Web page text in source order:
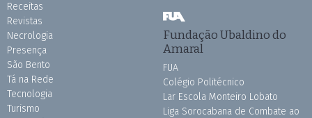
Receitas
Revistas
Necrologia
Presença
São Bento
Tá na Rede
Tecnologia
Turismo
Fundação Ubaldino do
Amaral
FUA
Colégio Politécnico
Lar Escola Monteiro Lobato
Liga Sorocabana de Combate ao